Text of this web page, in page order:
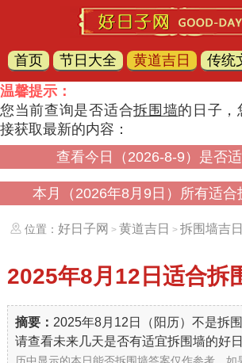
首页 节日大全 黄道吉日 传统
温馨提示：
您当前查询是否适合拆围墙的日子，
接获取最新的内容：
查看今日（2026-8-9）是否
本月（2026年8月9日）所有适合
位置： 好日子网 > 黄道吉日 > 拆围墙吉日
2025年8月12日 适合拆
摘要： 2025年8月12日（阳历）不是拆
请查看未来几天是否有适宜拆围墙的好日
历中显示的本日能否拆围墙答案仅作参考，如